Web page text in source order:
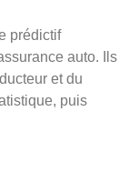
prédictif
auto. Ils
et du
puis